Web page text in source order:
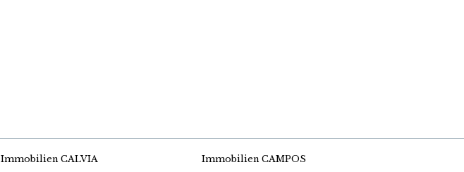
Immobilien CALVIA
Immobilien CAMPOS